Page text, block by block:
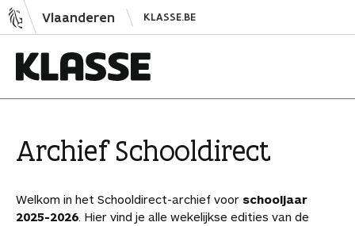
N
a
Vlaanderen KLASSE.BE
s
e
Archief School­direct
Welkom in het Schooldirect-archief voor schooljaar
2025-2026. Hier vind je alle wekelijkse edities van de